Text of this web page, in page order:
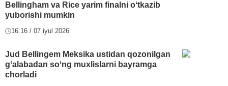
Bellingham va Rice yarim finalni oʻtkazib
yuborishi mumkin
16:16 / 07 iyul 2026
Jud Bellingem Meksika ustidan qozonilgan
gʻalabadan soʻng muxlislarni bayramga
chorladi